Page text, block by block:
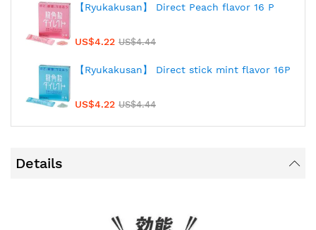
【Ryukakusan】 Direct Peach flavor 16 P
US$4.22 US$4.44
【Ryukakusan】 Direct stick mint flavor 16P
US$4.22 US$4.44
Details